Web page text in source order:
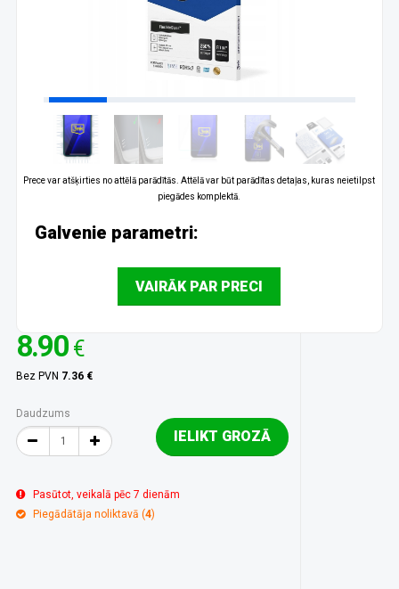
Prece var atšķirties no attēlā parādītās. Attēlā var būt parādītas detaļas, kuras neietilpst
piegādes komplektā.
Galvenie parametri:
VAIRĀK PAR PRECI
8.90 €
Bez PVN 7.36 €
Daudzums
IELIKT GROZĀ
Pasūtot, veikalā pēc 7 dienām
Piegādātāja noliktavā (4)